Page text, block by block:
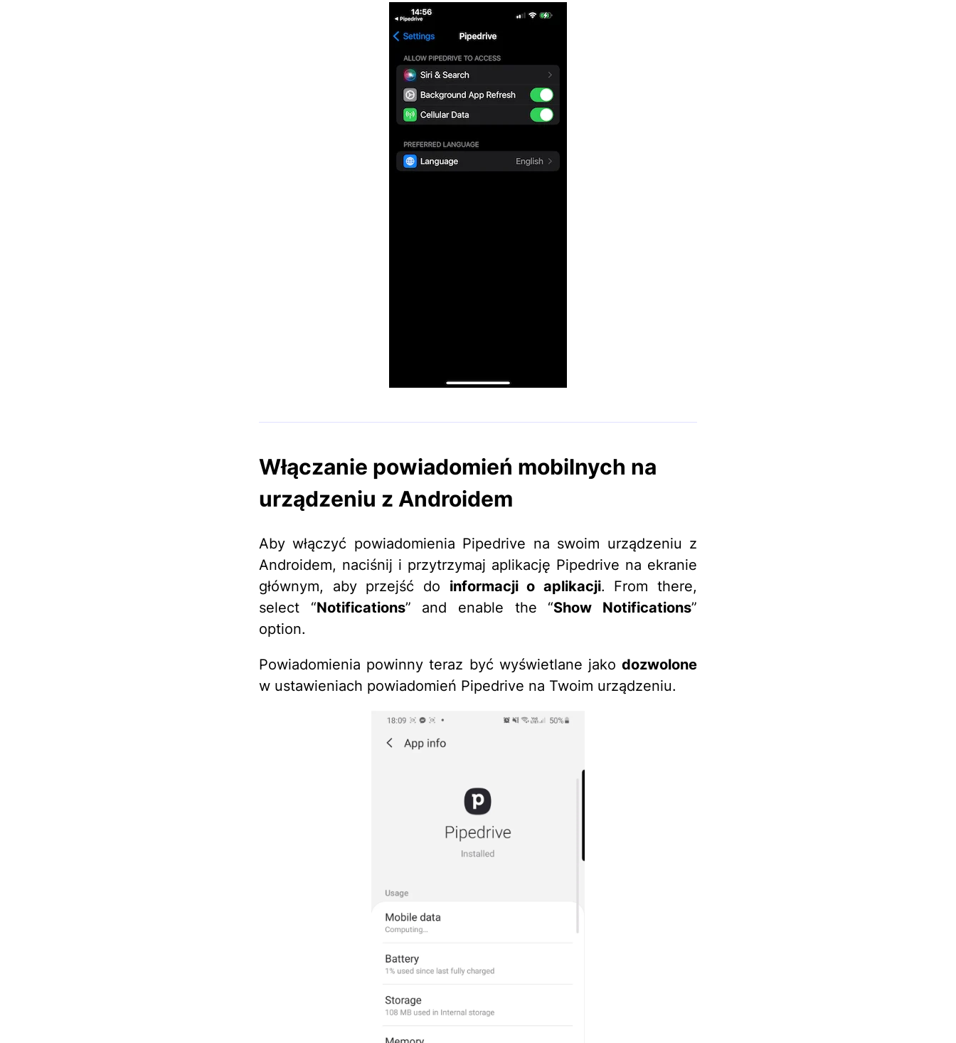
Włączanie powiadomień mobilnych na
urządzeniu z Androidem
Aby włączyć powiadomienia Pipedrive na swoim urządzeniu z
Androidem, naciśnij i przytrzymaj aplikację Pipedrive na ekranie
głównym, aby przejść do informacji o aplikacji. From there,
select “Notifications” and enable the “Show Notifications”
option.
Powiadomienia powinny teraz być wyświetlane jako dozwolone
w ustawieniach powiadomień Pipedrive na Twoim urządzeniu.